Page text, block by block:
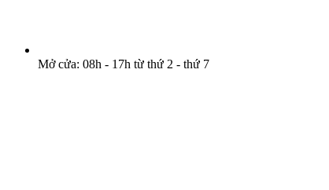
Mở cửa: 08h - 17h từ thứ 2 - thứ 7